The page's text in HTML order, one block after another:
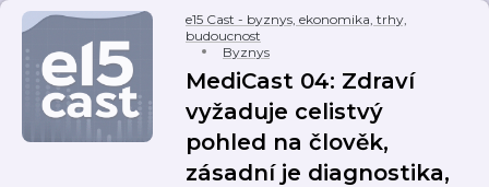
e15 Cast - byznys, ekonomika, trhy,
budoucnost
Byznys
MediCast 04: Zdraví
vyžaduje celistvý
pohled na člověk,
zásadní je diagnostika,